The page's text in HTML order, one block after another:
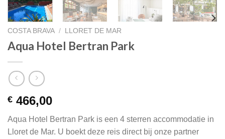
COSTA BRAVA / LLORET DE MAR
Aqua Hotel Bertran Park
€ 466,00
Aqua Hotel Bertran Park is een 4 sterren accommodatie in
Lloret de Mar. U boekt deze reis direct bij onze partner